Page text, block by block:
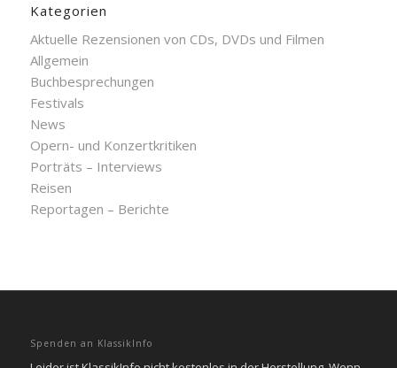
Kategorien
Aktuelle Rezensionen von CDs, DVDs und Filmen
Allgemein
Buchbesprechungen
Festivals
News
Opern- und Konzertkritiken
Porträts – Interviews
Reisen
Reportagen – Berichte
Spenden an KlassikInfo